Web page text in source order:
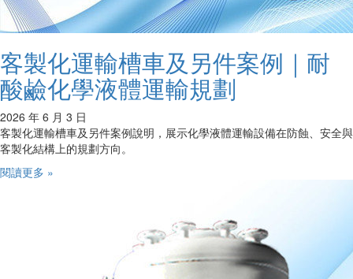
客製化運輸槽車及另件案例｜耐
酸鹼化學液體運輸規劃
2026 年 6 月 3 日
客製化運輸槽車及另件案例說明，展示化學液體運輸設備在防蝕、安全與
客製化結構上的規劃方向。
閱讀更多 »